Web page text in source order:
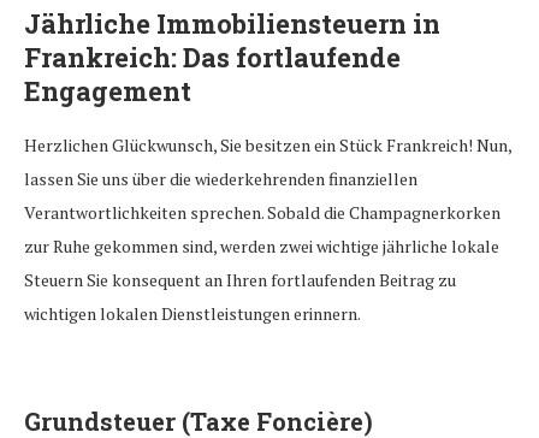
Jährliche Immobiliensteuern in
Frankreich: Das fortlaufende
Engagement
Herzlichen Glückwunsch, Sie besitzen ein Stück Frankreich! Nun,
lassen Sie uns über die wiederkehrenden finanziellen
Verantwortlichkeiten sprechen. Sobald die Champagnerkorken
zur Ruhe gekommen sind, werden zwei wichtige jährliche lokale
Steuern Sie konsequent an Ihren fortlaufenden Beitrag zu
wichtigen lokalen Dienstleistungen erinnern.
Grundsteuer (Taxe Foncière)